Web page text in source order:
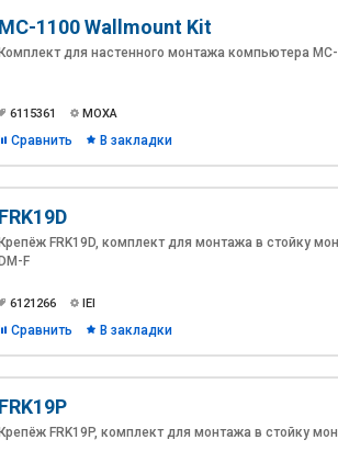
MC-1100 Wallmount Kit
Комплект для настенного монтажа компьютера
6115361 MOXA
Сравнить В закладки
FRK19D
Крепёж FRK19D, комплект для монтажа в стойку
DM-F
6121266 IEI
Сравнить В закладки
FRK19P
Крепёж FRK19P, комплект для монтажа в стойку